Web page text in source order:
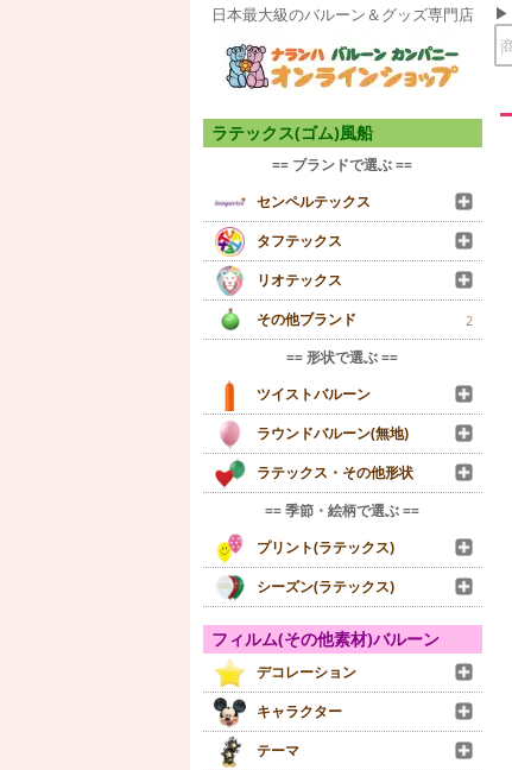
日本最大級のバルーン＆グッズ専門店
ラテックス(ゴム)風船
== ブランドで選ぶ ==
センペルテックス
タフテックス
リオテックス
その他ブランド
2
== 形状で選ぶ ==
ツイストバルーン
ラウンドバルーン(無地)
ラテックス・その他形状
== 季節・絵柄で選ぶ ==
プリント(ラテックス)
シーズン(ラテックス)
フィルム(その他素材)バルーン
デコレーション
キャラクター
テーマ